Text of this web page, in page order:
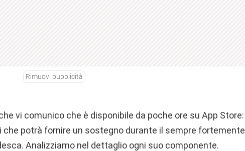
Rimuovi pubblicità
vi comunico che è disponibile da poche ore su App Store:
che potrà fornire un sostegno durante il sempre fortemente
Analizziamo nel dettaglio ogni suo componente.